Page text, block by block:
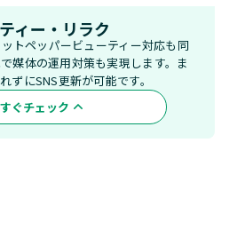
ィー・リラク
トペッパービューティー対応も同
媒体の運用対策も実現します。ま
ずにSNS更新が可能です。
ぐチェック